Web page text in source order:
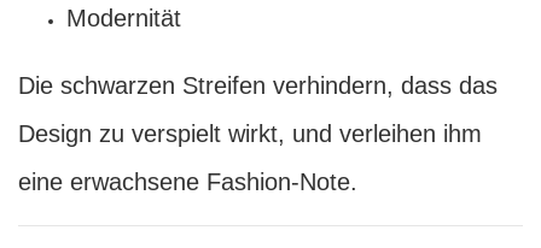
Modernität
Die schwarzen Streifen verhindern, dass das
Design zu verspielt wirkt, und verleihen ihm
eine erwachsene Fashion-Note.